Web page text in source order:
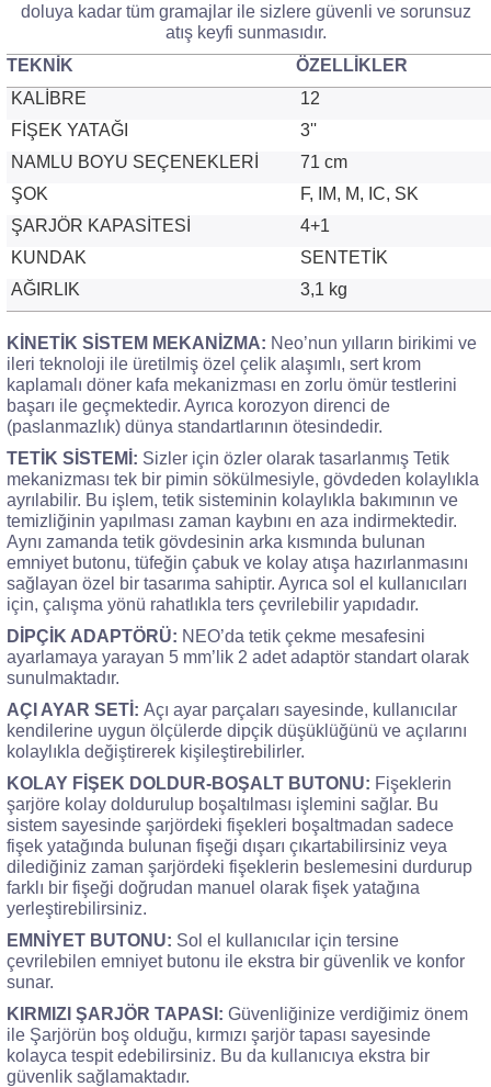
doluya kadar tüm gramajlar ile sizlere güvenli ve sorunsuz
atış keyfi sunmasıdır.
TEKNİK
ÖZELLİKLER
KALİBRE
12
FİŞEK YATAĞI
3''
NAMLU BOYU SEÇENEKLERİ
71 cm
ŞOK
F, IM, M, IC, SK
ŞARJÖR KAPASİTESİ
4+1
KUNDAK
SENTETİK
AĞIRLIK
3,1 kg
KİNETİK SİSTEM MEKANİZMA: Neo’nun yılların birikimi ve
ileri teknoloji ile üretilmiş özel çelik alaşımlı, sert krom
kaplamalı döner kafa mekanizması en zorlu ömür testlerini
başarı ile geçmektedir. Ayrıca korozyon direnci de
(paslanmazlık) dünya standartlarının ötesindedir.
TETİK SİSTEMİ: Sizler için özler olarak tasarlanmış Tetik
mekanizması tek bir pimin sökülmesiyle, gövdeden kolaylıkla
ayrılabilir. Bu işlem, tetik sisteminin kolaylıkla bakımının ve
temizliğinin yapılması zaman kaybını en aza indirmektedir.
Aynı zamanda tetik gövdesinin arka kısmında bulunan
emniyet butonu, tüfeğin çabuk ve kolay atışa hazırlanmasını
sağlayan özel bir tasarıma sahiptir. Ayrıca sol el kullanıcıları
için, çalışma yönü rahatlıkla ters çevrilebilir yapıdadır.
DİPÇİK ADAPTÖRÜ: NEO’da tetik çekme mesafesini
ayarlamaya yarayan 5 mm’lik 2 adet adaptör standart olarak
sunulmaktadır.
AÇI AYAR SETİ: Açı ayar parçaları sayesinde, kullanıcılar
kendilerine uygun ölçülerde dipçik düşüklüğünü ve açılarını
kolaylıkla değiştirerek kişileştirebilirler.
KOLAY FİŞEK DOLDUR-BOŞALT BUTONU: Fişeklerin
şarjöre kolay doldurulup boşaltılması işlemini sağlar. Bu
sistem sayesinde şarjördeki fişekleri boşaltmadan sadece
fişek yatağında bulunan fişeği dışarı çıkartabilirsiniz veya
dilediğiniz zaman şarjördeki fişeklerin beslemesini durdurup
farklı bir fişeği doğrudan manuel olarak fişek yatağına
yerleştirebilirsiniz.
EMNİYET BUTONU: Sol el kullanıcılar için tersine
çevrilebilen emniyet butonu ile ekstra bir güvenlik ve konfor
sunar.
KIRMIZI ŞARJÖR TAPASI: Güvenliğinize verdiğimiz önem
ile Şarjörün boş olduğu, kırmızı şarjör tapası sayesinde
kolayca tespit edebilirsiniz. Bu da kullanıcıya ekstra bir
güvenlik sağlamaktadır.